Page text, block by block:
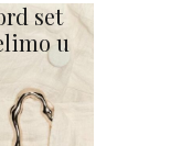
set
u